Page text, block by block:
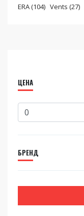
ERA (104) Vents (27)
ЦЕНА
БРЕНД